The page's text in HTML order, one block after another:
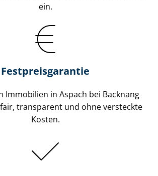
ein.
Festpreis​garantie
Immobilien in Aspach bei Backnang
transparent und ohne versteckte
Kosten.